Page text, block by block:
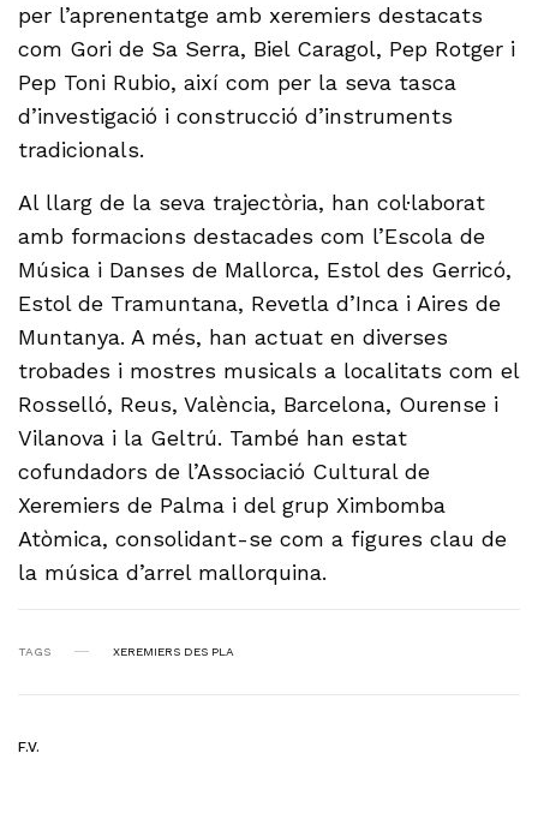
per l’aprenentatge amb xeremiers destacats
com Gori de Sa Serra, Biel Caragol, Pep Rotger i
Pep Toni Rubio, així com per la seva tasca
d’investigació i construcció d’instruments
tradicionals.
Al llarg de la seva trajectòria, han col·laborat
amb formacions destacades com l’Escola de
Música i Danses de Mallorca, Estol des Gerricó,
Estol de Tramuntana, Revetla d’Inca i Aires de
Muntanya. A més, han actuat en diverses
trobades i mostres musicals a localitats com el
Rosselló, Reus, València, Barcelona, Ourense i
Vilanova i la Geltrú. També han estat
cofundadors de l’Associació Cultural de
Xeremiers de Palma i del grup Ximbomba
Atòmica, consolidant-se com a figures clau de
la música d’arrel mallorquina.
TAGS XEREMIERS DES PLA
F.V.